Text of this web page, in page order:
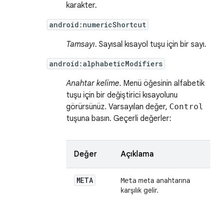
karakter.
android:numericShortcut
Tamsayı. Sayısal kısayol tuşu için bir sayı.
android:alphabeticModifiers
Anahtar kelime. Menü öğesinin alfabetik
tuşu için bir değiştirici kısayolunu
görürsünüz. Varsayılan değer, Control
tuşuna basın. Geçerli değerler:
Değer Açıklama
META Meta meta anahtarına
karşılık gelir.